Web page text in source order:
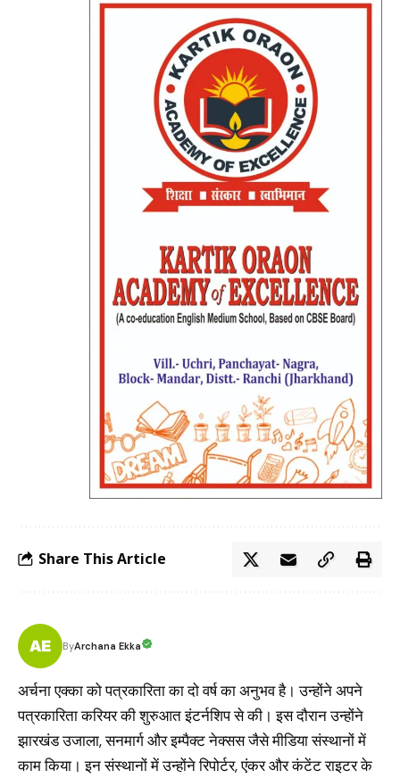
Share This Article
ByArchana Ekka
अर्चना एक्का को पत्रकारिता का दो वर्ष का अनुभव है। उन्होंने अपने
पत्रकारिता करियर की शुरुआत इंटर्नशिप से की। इस दौरान उन्होंने
झारखंड उजाला, सनमार्ग और इम्पैक्ट नेक्सस जैसे मीडिया संस्थानों में
काम किया। इन संस्थानों में उन्होंने रिपोर्टर, एंकर और कंटेंट राइटर के